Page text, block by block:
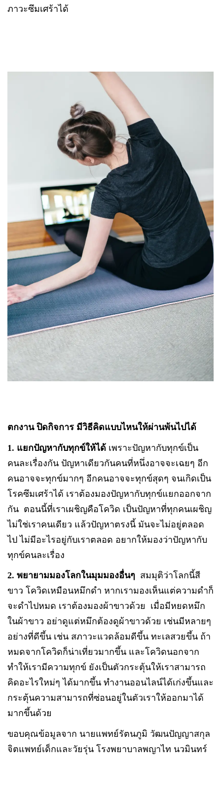
ภาวะซึมเศร้าได้
ตกงาน ปิดกิจการ มีวิธีคิดแบบไหนให้ผ่านพ้นไปได้
1. แยกปัญหากับทุกข์ให้ได้ เพราะปัญหากับทุกข์เป็น
คนละเรื่องกัน ปัญหาเดียวกันคนที่หนึ่งอาจจะเฉยๆ อีก
คนอาจจะทุกข์มากๆ อีกคนอาจจะทุกข์สุดๆ จนเกิดเป็น
โรคซึมเศร้าได้ เราต้องมองปัญหากับทุกข์แยกออกจาก
กัน ตอนนี้ที่เราเผชิญคือโควิด เป็นปัญหาที่ทุกคนเผชิญ
ไม่ใช่เราคนเดียว แล้วปัญหาตรงนี้ มันจะไม่อยู่ตลอด
ไป ไม่มีอะไรอยู่กับเราตลอด อยากให้มองว่าปัญหากับ
ทุกข์คนละเรื่อง
2. พยายามมองโลกในมุมมองอื่นๆ สมมุติว่าโลกนี้สี
ขาว โควิดเหมือนหมึกดำ หากเรามองเห็นแต่ความดำก็
จะดำไปหมด เราต้องมองผ้าขาวด้วย เมื่อมีหยดหมึก
ในผ้าขาว อย่าดูแต่หมึกต้องดูผ้าขาวด้วย เช่นมีหลายๆ
อย่างที่ดีขึ้น เช่น สภาวะแวดล้อมดีขึ้น ทะเลสวยขึ้น ถ้า
หมดจากโควิดก็น่าเที่ยวมากขึ้น และโควิดนอกจาก
ทำให้เรามีความทุกข์ ยังเป็นตัวกระตุ้นให้เราสามารถ
คิดอะไรใหม่ๆ ได้มากขึ้น ทำงานออนไลน์ได้เก่งขึ้นและ
กระตุ้นความสามารถที่ซ่อนอยู่ในตัวเราให้ออกมาได้
มากขึ้นด้วย
ขอบคุณข้อมูลจาก นายแพทย์รัตนภูมิ วัฒนปัญญาสกุล
จิตแพทย์เด็กและวัยรุ่น โรงพยาบาลพญาไท นวมินทร์